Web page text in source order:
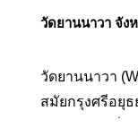
วัดยานนาวา จัง
วัดยานนาวา
สมัยกรุงศรีอยุธ